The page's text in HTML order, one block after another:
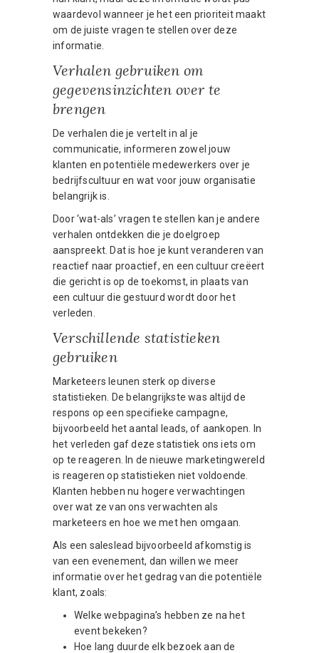
waardevol wanneer je het een prioriteit maakt
om de juiste vragen te stellen over deze
informatie.
Verhalen gebruiken om
gegevensinzichten over te
brengen
De verhalen die je vertelt in al je
communicatie, informeren zowel jouw
klanten en potentiële medewerkers over je
bedrijfscultuur en wat voor jouw organisatie
belangrijk is.
Door ‘wat-als’ vragen te stellen kan je andere
verhalen ontdekken die je doelgroep
aanspreekt. Dat is hoe je kunt veranderen van
reactief naar proactief, en een cultuur creëert
die gericht is op de toekomst, in plaats van
een cultuur die gestuurd wordt door het
verleden.
Verschillende statistieken
gebruiken
Marketeers leunen sterk op diverse
statistieken. De belangrijkste was altijd de
respons op een specifieke campagne,
bijvoorbeeld het aantal leads, of aankopen. In
het verleden gaf deze statistiek ons ​​iets om
op te reageren. In de nieuwe marketingwereld
is reageren op statistieken niet voldoende.
Klanten hebben nu hogere verwachtingen
over wat ze van ons verwachten als
marketeers en hoe we met hen omgaan.
Als een saleslead bijvoorbeeld afkomstig is
van een evenement, dan willen we meer
informatie over het gedrag van die potentiële
klant, zoals:
Welke webpagina’s hebben ze na het
event bekeken?
Hoe lang duurde elk bezoek aan de